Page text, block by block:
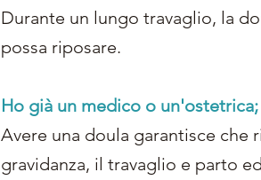
Durante un lungo travaglio, la
possa riposare.
Ho già un medico o
Avere una doula garantisce che
gravidanza, il travaglio e parto